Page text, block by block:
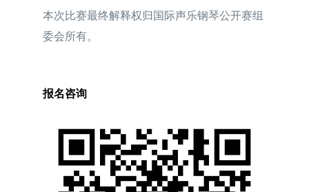
本次比赛最终解释权归国际声乐钢琴公开赛组
委会所有。
报名咨询